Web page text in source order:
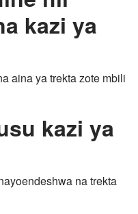
kazi ya
aina ya trekta zote mbili
kazi ya
na trekta